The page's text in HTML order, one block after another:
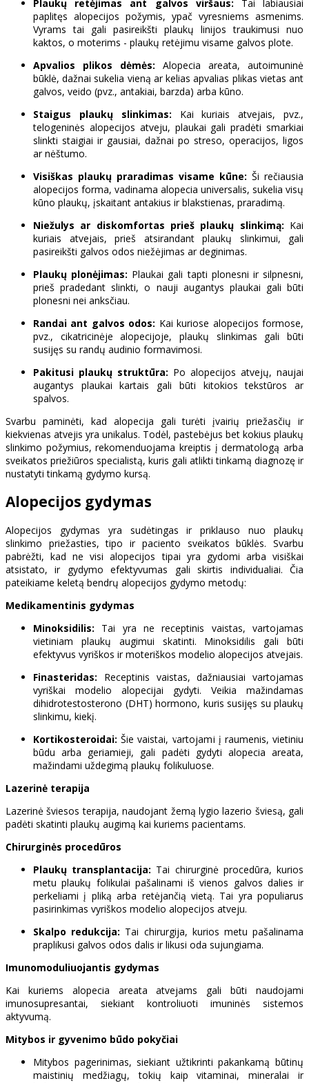
Plaukų retėjimas ant galvos viršaus: Tai labiausiai
paplitęs alopecijos požymis, ypač vyresniems asmenims.
Vyrams tai gali pasireikšti plaukų linijos traukimusi nuo
kaktos, o moterims - plaukų retėjimu visame galvos plote.
Apvalios plikos dėmės: Alopecia areata, autoimuninė
būklė, dažnai sukelia vieną ar kelias apvalias plikas vietas ant
galvos, veido (pvz., antakiai, barzda) arba kūno.
Staigus plaukų slinkimas: Kai kuriais atvejais, pvz.,
telogeninės alopecijos atveju, plaukai gali pradėti smarkiai
slinkti staigiai ir gausiai, dažnai po streso, operacijos, ligos
ar nėštumo.
Visiškas plaukų praradimas visame kūne: Ši rečiausia
alopecijos forma, vadinama alopecia universalis, sukelia visų
kūno plaukų, įskaitant antakius ir blakstienas, praradimą.
Niežulys ar diskomfortas prieš plaukų slinkimą: Kai
kuriais atvejais, prieš atsirandant plaukų slinkimui, gali
pasireikšti galvos odos niežėjimas ar deginimas.
Plaukų plonėjimas: Plaukai gali tapti plonesni ir silpnesni,
prieš pradedant slinkti, o nauji augantys plaukai gali būti
plonesni nei anksčiau.
Randai ant galvos odos: Kai kuriose alopecijos formose,
pvz., cikatricinėje alopecijoje, plaukų slinkimas gali būti
susijęs su randų audinio formavimosi.
Pakitusi plaukų struktūra: Po alopecijos atvejų, naujai
augantys plaukai kartais gali būti kitokios tekstūros ar
spalvos.
Svarbu paminėti, kad alopecija gali turėti įvairių priežasčių ir
kiekvienas atvejis yra unikalus. Todėl, pastebėjus bet kokius plaukų
slinkimo požymius, rekomenduojama kreiptis į dermatologą arba
sveikatos priežiūros specialistą, kuris gali atlikti tinkamą diagnozę ir
nustatyti tinkamą gydymo kursą.
Alopecijos gydymas
Alopecijos gydymas yra sudėtingas ir priklauso nuo plaukų
slinkimo priežasties, tipo ir paciento sveikatos būklės. Svarbu
pabrėžti, kad ne visi alopecijos tipai yra gydomi arba visiškai
atsistato, ir gydymo efektyvumas gali skirtis individualiai. Čia
pateikiame keletą bendrų alopecijos gydymo metodų:
Medikamentinis gydymas
Minoksidilis: Tai yra ne receptinis vaistas, vartojamas
vietiniam plaukų augimui skatinti. Minoksidilis gali būti
efektyvus vyriškos ir moteriškos modelio alopecijos atvejais.
Finasteridas: Receptinis vaistas, dažniausiai vartojamas
vyriškai modelio alopecijai gydyti. Veikia mažindamas
dihidrotestosterono (DHT) hormono, kuris susijęs su plaukų
slinkimu, kiekį.
Kortikosteroidai: Šie vaistai, vartojami į raumenis, vietiniu
būdu arba geriamieji, gali padėti gydyti alopecia areata,
mažindami uždegimą plaukų folikuluose.
Lazerinė terapija
Lazerinė šviesos terapija, naudojant žemą lygio lazerio šviesą, gali
padėti skatinti plaukų augimą kai kuriems pacientams.
Chirurginės procedūros
Plaukų transplantacija: Tai chirurginė procedūra, kurios
metu plaukų folikulai pašalinami iš vienos galvos dalies ir
perkeliami į pliką arba retėjančią vietą. Tai yra populiarus
pasirinkimas vyriškos modelio alopecijos atveju.
Skalpo redukcija: Tai chirurgija, kurios metu pašalinama
praplikusi galvos odos dalis ir likusi oda sujungiama.
Imunomoduliuojantis gydymas
Kai kuriems alopecia areata atvejams gali būti naudojami
imunosupresantai, siekiant kontroliuoti imuninės sistemos
aktyvumą.
Mitybos ir gyvenimo būdo pokyčiai
Mitybos pagerinimas, siekiant užtikrinti pakankamą būtinų
maistinių medžiagų, tokių kaip vitaminai, mineralai ir